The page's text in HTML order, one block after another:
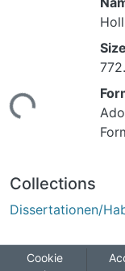
Collections
Dissertationen/
Cookie